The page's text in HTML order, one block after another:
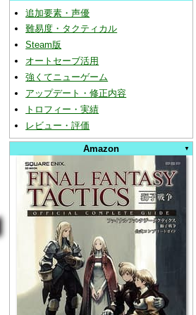
追加要素・声優
難易度・タクティカル
Steam版
オートセーブ活用
強くてニューゲーム
アップデート・修正内容
トロフィー・実績
レビュー・評価
Amazon